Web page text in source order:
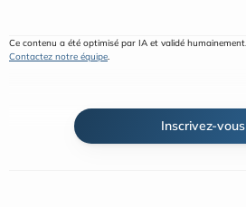
Inscrivez-vous
Contactez notre équipe.